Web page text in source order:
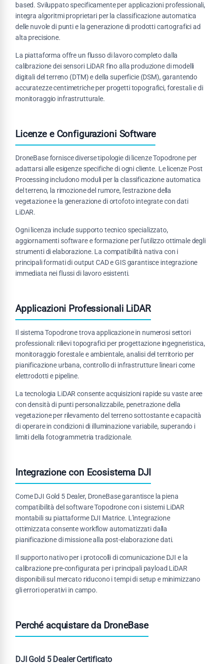
based. Sviluppato specificamente per applicazioni professionali,
integra algoritmi proprietari per la classificazione automatica
delle nuvole di punti e la generazione di prodotti cartografici ad
alta precisione.
La piattaforma offre un flusso di lavoro completo dalla
calibrazione dei sensori LiDAR fino alla produzione di modelli
digitali del terreno (DTM) e della superficie (DSM), garantendo
accuratezze centimetriche per progetti topografici, forestali e di
monitoraggio infrastrutturale.
Licenze e Configurazioni Software
DroneBase fornisce diverse tipologie di licenze Topodrone per
adattarsi alle esigenze specifiche di ogni cliente. Le licenze Post
Processing includono moduli per la classificazione automatica
del terreno, la rimozione del rumore, l'estrazione della
vegetazione e la generazione di ortofoto integrate con dati
LiDAR.
Ogni licenza include supporto tecnico specializzato,
aggiornamenti software e formazione per l'utilizzo ottimale degli
strumenti di elaborazione. La compatibilità nativa con i
principali formati di output CAD e GIS garantisce integrazione
immediata nei flussi di lavoro esistenti.
Applicazioni Professionali LiDAR
Il sistema Topodrone trova applicazione in numerosi settori
professionali: rilievi topografici per progettazione ingegneristica,
monitoraggio forestale e ambientale, analisi del territorio per
pianificazione urbana, controllo di infrastrutture lineari come
elettrodotti e pipeline.
La tecnologia LiDAR consente acquisizioni rapide su vaste aree
con densità di punti personalizzabile, penetrazione della
vegetazione per rilevamento del terreno sottostante e capacità
di operare in condizioni di illuminazione variabile, superando i
limiti della fotogrammetria tradizionale.
Integrazione con Ecosistema DJI
Come DJI Gold 5 Dealer, DroneBase garantisce la piena
compatibilità del software Topodrone con i sistemi LiDAR
montabili su piattaforme DJI Matrice. L'integrazione
ottimizzata consente workflow automatizzati dalla
pianificazione di missione alla post-elaborazione dati.
Il supporto nativo per i protocolli di comunicazione DJI e la
calibrazione pre-configurata per i principali payload LiDAR
disponibili sul mercato riducono i tempi di setup e minimizzano
gli errori operativi in campo.
Perché acquistare da DroneBase
DJI Gold 5 Dealer Certificato